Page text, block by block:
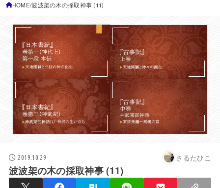
HOME 波波架の木の採取神事 (11)
2019.10.29 さるたひこ
波波架の木の採取神事 (11)